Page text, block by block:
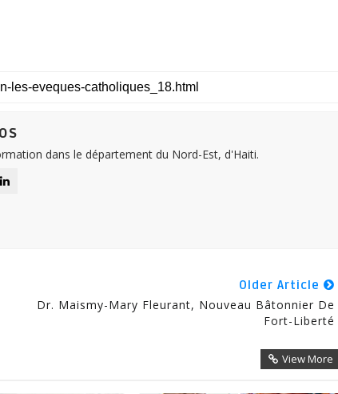
dans le département du Nord-Est, d'Haiti.
Older Article
Dr. Maismy-Mary Fleurant, Nouveau Bâtonnier De
Fort-Liberté
View More